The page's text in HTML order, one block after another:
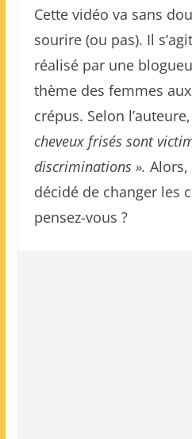
Cette vidéo va sans
sourire (ou pas). Il
réalisé par une
thème des femmes
crépus. Selon
cheveux frisés sont
discriminations ».
décidé de changer les
pensez-vous ?